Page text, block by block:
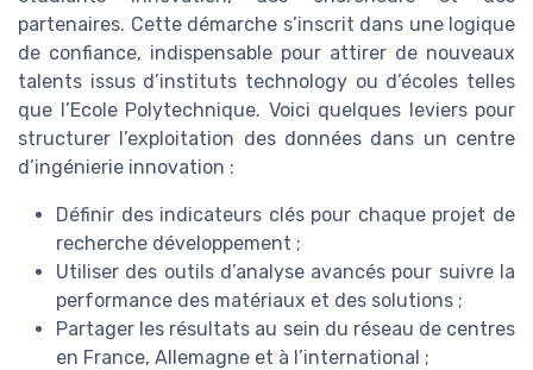
partenaires. Cette démarche s’inscrit dans une logique
de confiance, indispensable pour attirer de nouveaux
talents issus d’instituts technology ou d’écoles telles
que l’Ecole Polytechnique. Voici quelques leviers pour
structurer l’exploitation des données dans un centre
d’ingénierie innovation :
Définir des indicateurs clés pour chaque projet de
recherche développement ;
Utiliser des outils d’analyse avancés pour suivre la
performance des matériaux et des solutions ;
Partager les résultats au sein du réseau de centres
en France, Allemagne et à l’international ;